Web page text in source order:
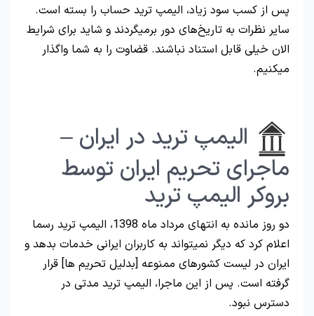
پس از کسب سود زیاد، الیمپ ترید حساب را بسته است.
سایر نظرات به تاریخ‌های دور برمیگردند و شاید برای شرایط
الان خیلی قابل استناد نباشند. قضاوت را به شما واگذار
میکنیم.
الیمپ ترید در ایران –
ماجرای تحریم ایران توسط
بروکر الیمپ ترید
دو روز مانده به انتهای مرداد ماه 1398، الیمپ ترید رسما
اعلام کرد که دیگر نمیتواند به کاربران ایرانی خدمات بدهد و
ایران در لیست کشورهای ممنوعه [بدلیل تحریم ها] قرار
گرفته است. پس از این ماجرا، الیمپ ترید مدتی در
دسترس نبود.